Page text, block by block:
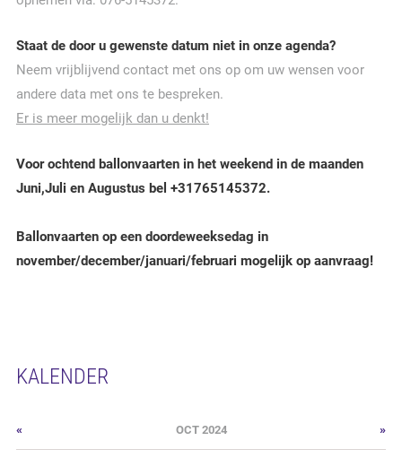
Staat de door u gewenste datum niet in onze agenda?
Neem vrijblijvend contact met ons op om uw wensen voor
andere data met ons te bespreken.
Er is meer mogelijk dan u denkt!
Voor ochtend ballonvaarten in het weekend in de maanden
Juni,Juli en Augustus bel +31765145372.
Ballonvaarten op een doordeweeksedag in
november/december/januari/februari mogelijk op aanvraag!
KALENDER
« OCT 2024 »